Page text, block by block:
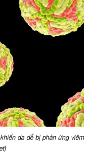
da dễ bị phản ứng viêm